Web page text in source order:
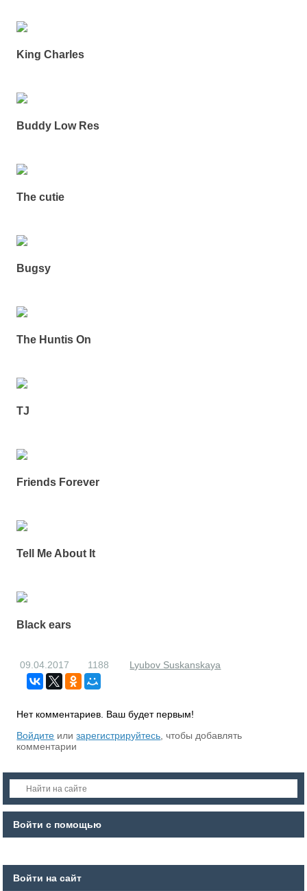
King Charles
Buddy Low Res
The cutie
Bugsy
The Huntis On
TJ
Friends Forever
Tell Me About It
Black ears
09.04.2017 1188 Lyubov Suskanskaya
Нет комментариев. Ваш будет первым!
Войдите илизарегистрируйтесь , чтобы добавлять
комментарии
Войти с помощью
Войти на сайт